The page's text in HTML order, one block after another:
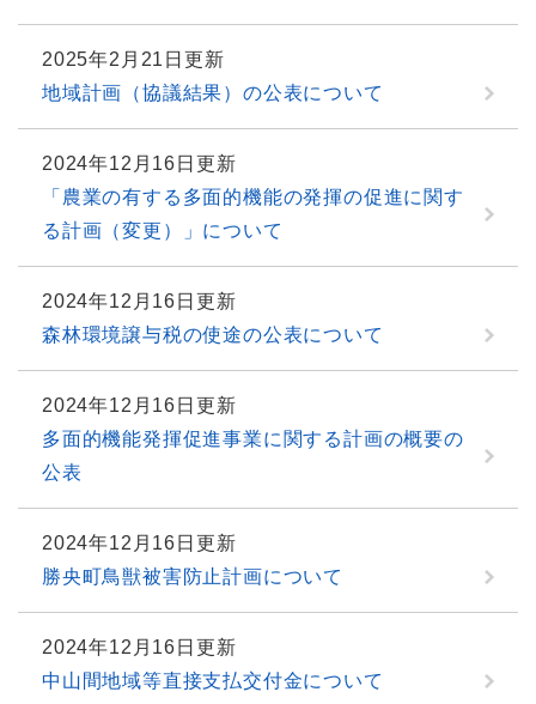
2025年2月21日更新
地域計画（協議結果）の公表について
2024年12月16日更新
「農業の有する多面的機能の発揮の促進に関す
る計画（変更）」について
2024年12月16日更新
森林環境譲与税の使途の公表について
2024年12月16日更新
多面的機能発揮促進事業に関する計画の概要の
公表
2024年12月16日更新
勝央町鳥獣被害防止計画について
2024年12月16日更新
中山間地域等直接支払交付金について